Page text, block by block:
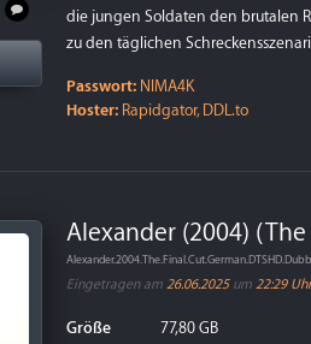
die jungen Soldaten den brutalen
zu den täglichen
Passwort: NIMA4K
Hoster: Rapidgator, DDL.to
Alexander (2004)
Eingetragen am 26.06.2025um 22:29 Uhr
Größe
77,80 GB